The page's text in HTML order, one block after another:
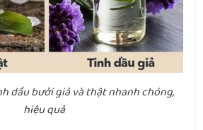
dầu bưởi giả và thật nhanh chóng,
hiệu quả